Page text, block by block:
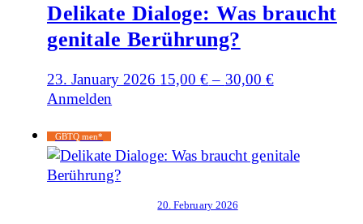
Delikate Dialoge: Was braucht
genitale Berührung?
23. January 2026 15,00€– 30,00 €
Anmelden
GBTQ men*
20. February 2026